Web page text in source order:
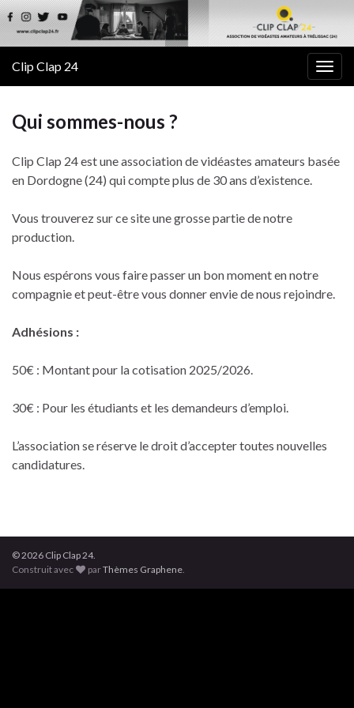
Clip Clap 24
Qui sommes-nous ?
Clip Clap 24 est une association de vidéastes amateurs basée
en Dordogne (24) qui compte plus de 30 ans d’existence.
Vous trouverez sur ce site une grosse partie de notre
production.
Nous espérons vous faire passer un bon moment en notre
compagnie et peut-être vous donner envie de nous rejoindre.
Adhésions :
50€ : Montant pour la cotisation 2025/2026.
30€ : Pour les étudiants et les demandeurs d’emploi.
L’association se réserve le droit d’accepter toutes nouvelles
candidatures.
© 2026 Clip Clap 24.
Construit avec
parThèmes Graphene